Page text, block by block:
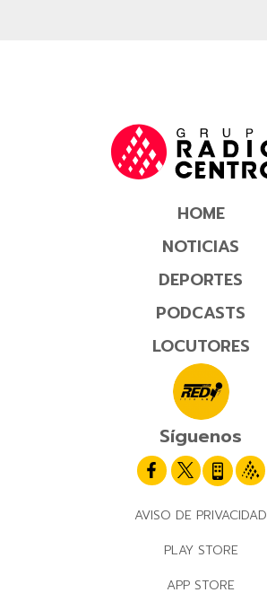
HOME
NOTICIAS
DEPORTES
PODCASTS
LOCUTORES
Síguenos
AVISO DE PRIVACIDAD
PLAY STORE
APP STORE